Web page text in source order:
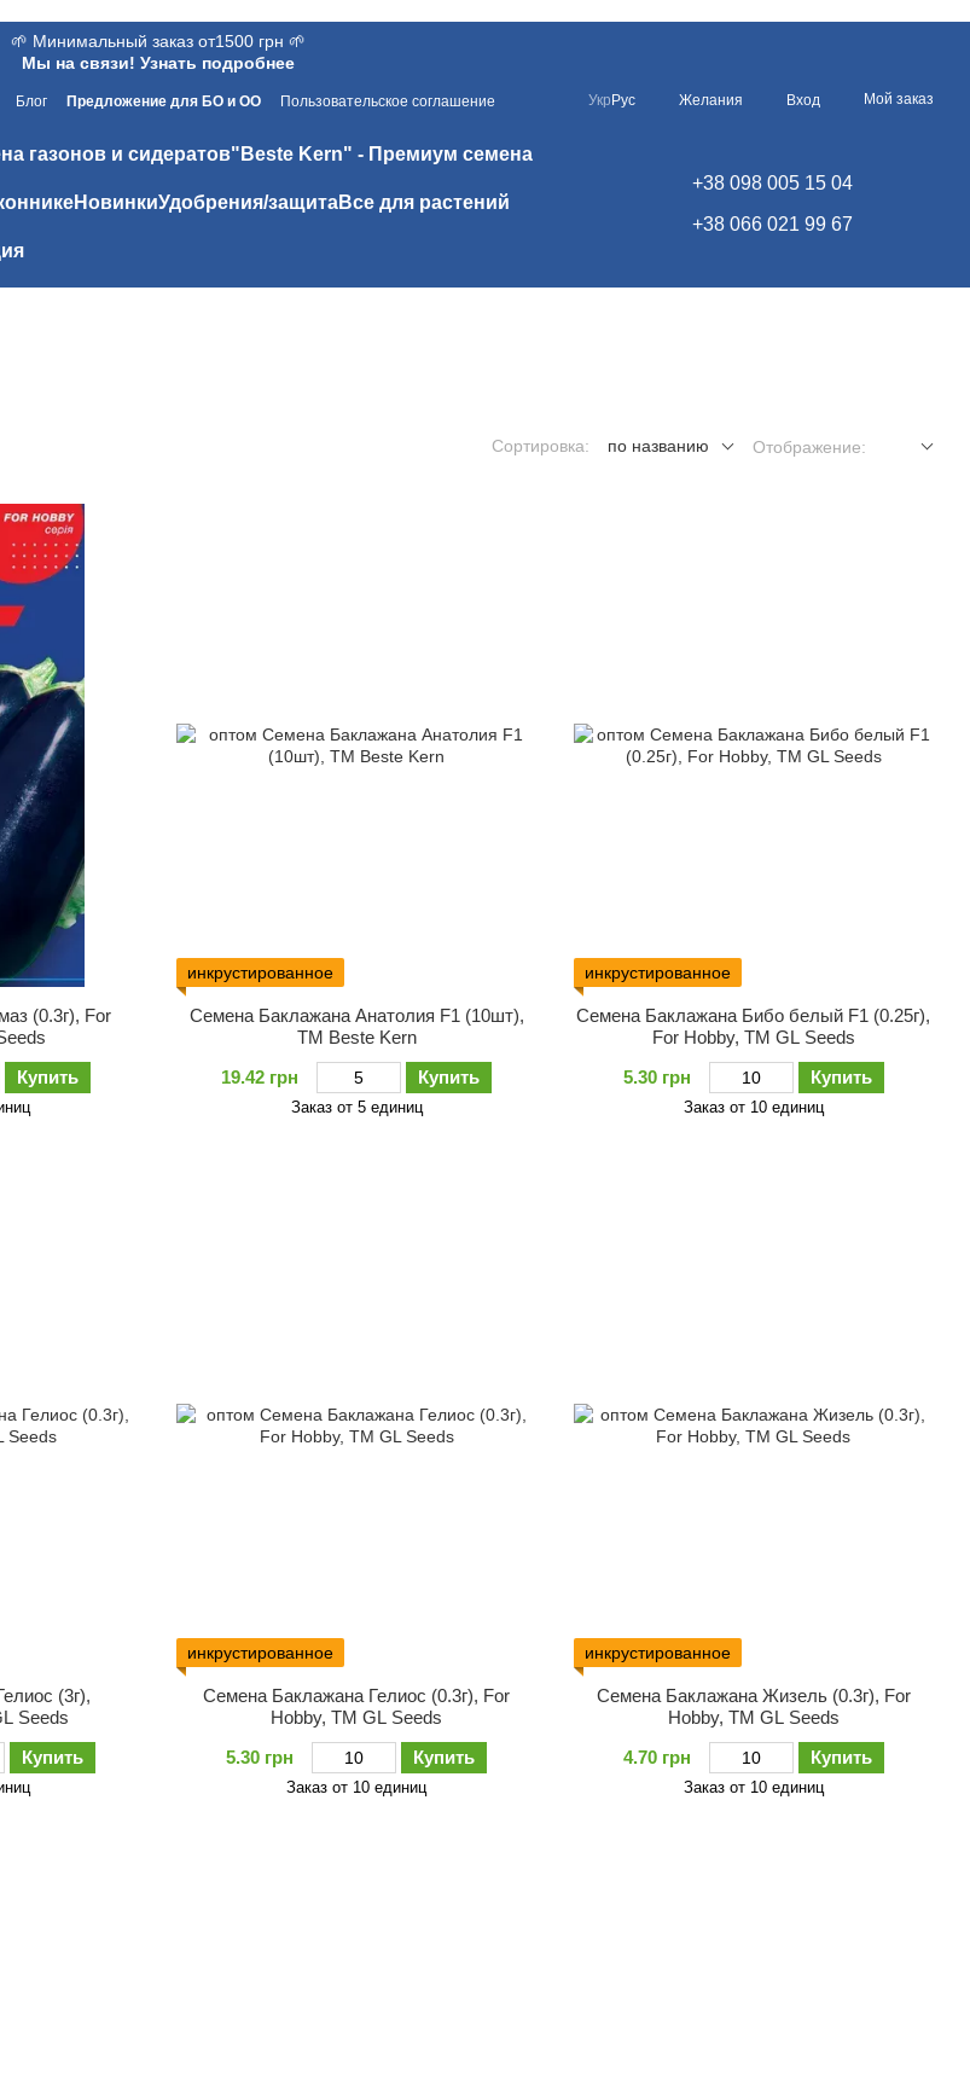
🌱 Минимальный заказ от1500 грн 🌱
Мы на связи! Узнать подробнее
Блог Предложение для БО и ОО
Пользовательское соглашение
Укр Рус Желания Вход Мой заказ
газонов и сидератов"Beste Kern" - Премиум семена
НовинкиУдобрения/защитаВсе для растений
+38 098 005 15 04
+38 066 021 99 67
Сортировка: по названию Отображение:
(0.3г), For
Купить
инкрустированное
Семена Баклажана Анатолия F1 (10шт),
ТМ Bestе Kern
19.42 грн
Купить
Заказ от 5 единиц
инкрустированное
Семена Баклажана Бибо белый F1 (0.25г),
For Hobby, TM GL Seeds
5.30 грн
Купить
Заказ от 10 единиц
(3г),
Seeds
Купить
инкрустированное
Семена Баклажана Гелиос (0.3г), For
Hobby, TM GL Seeds
5.30 грн
Купить
Заказ от 10 единиц
инкрустированное
Семена Баклажана Жизель (0.3г), For
Hobby, TM GL Seeds
4.70 грн
Купить
Заказ от 10 единиц